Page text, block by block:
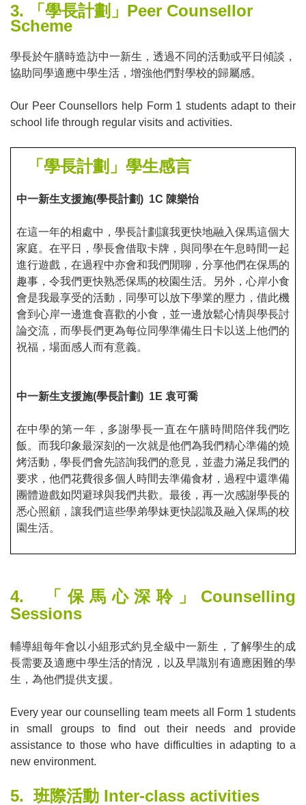
3. 「學長計劃」 Peer Counsellor
Scheme
學長於午膳時造訪中一新生，透過不同的活動或平日傾談，
協助同學適應中學生活，增強他們對學校的歸屬感。
Our Peer Counsellors help Form 1 students adapt to their
school life through regular visits and activities.
「學長計劃」學生感言
中一新生支援施(學長計劃) 1C 陳樂怡
在這一年的相處中，學長計劃讓我更快地融入保馬這個大
家庭。在平日，學長會借取卡牌，與同學在午息時間一起
進行遊戲，在過程中亦會和我們閒聊，分享他們在保馬的
趣事，令我們更快熟悉保馬的校園生活。另外，心岸小食
會是我最享受的活動，同學可以放下學業的壓力，借此機
會到心岸一邊進食喜歡的小食，並一邊放鬆心情與學長討
論交流，而學長們更為每位同學準備生日卡以送上他們的
祝福，場面感人而有意義。
中一新生支援施(學長計劃) 1E 袁可喬
在中學的第一年，多謝學長一直在午膳時間陪伴我們吃
飯。而我印象最深刻的一次就是他們為我們精心準備的燒
烤活動，學長們會先諮詢我們的意見，並盡力滿足我們的
要求，他們花費很多個人時間去準備食材，過程中還準備
團體遊戲如閃避球與我們共歡。最後，再一次感謝學長的
悉心照顧，讓我們這些學弟學妹更快認識及融入保馬的校
園生活。
4. 「保馬心深聆」 Counselling
Sessions
輔導組每年會以小組形式約見全級中一新生，了解學生的成
長需要及適應中學生活的情況，以及早識別有適應困難的學
生，為他們提供支援。
Every year our counselling team meets all Form 1 students
in small groups to find out their needs and provide
assistance to those who have difficulties in adapting to a
new environment.
5.班際活動 Inter-class activities